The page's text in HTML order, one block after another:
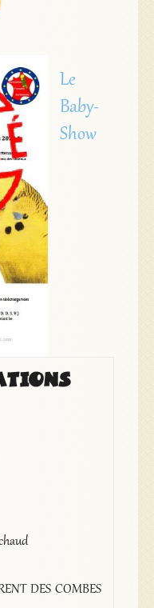
DES COMBES
Le
Baby-
Show